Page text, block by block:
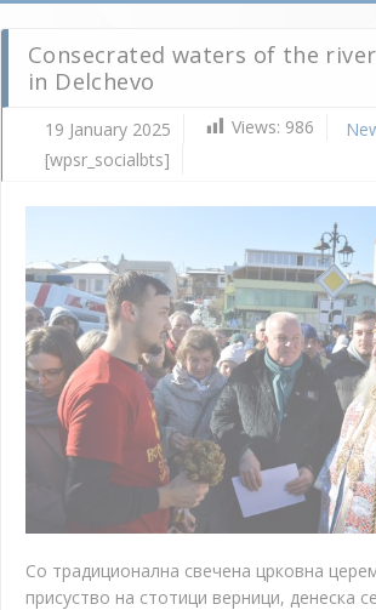
Consecrated waters of the
in Delchevo
19 January 2025 Views: 986
[wpsr_socialbts]
Со традиционална свечена црковна
присуство на стотици верници, денеска